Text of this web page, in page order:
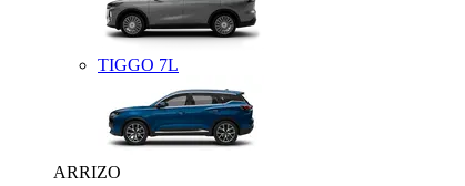
TIGGO 7L
ARRIZO